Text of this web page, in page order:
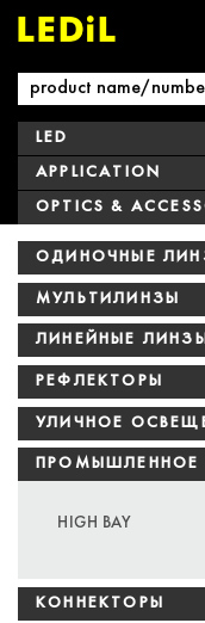
LED
APPLICATION
OPTICS &
ОДИНОЧНЫЕ
МУЛЬТИЛИНЗЫ
ЛИНЕЙНЫЕ ЛИНЗЫ
РЕФЛЕКТОРЫ
УЛИЧНОЕ
ПРОМЫШЛЕННОЕ
HIGH BAY
КОННЕКТОРЫ